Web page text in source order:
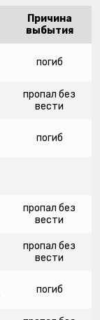
Причина
выбытия
погиб
пропал без
вести
погиб
пропал без
вести
пропал без
вести
погиб